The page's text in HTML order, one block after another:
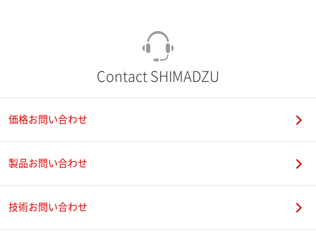
Contact SHIMADZU
価格お問い合わせ
製品お問い合わせ
技術お問い合わせ